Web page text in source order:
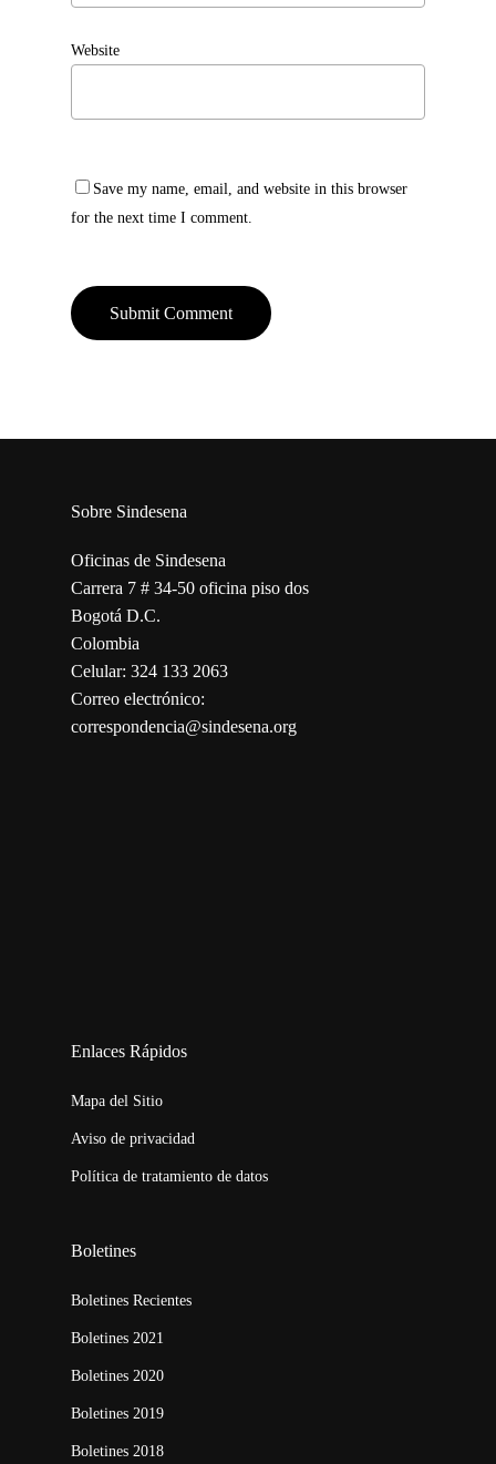
Website
Save my name, email, and website in this browser
for the next time I comment.
Sobre Sindesena
Oficinas de Sindesena
Carrera 7 # 34-50 oficina piso dos
Bogotá D.C.
Colombia
Celular: 324 133 2063
Correo electrónico:
correspondencia@sindesena.org
Enlaces Rápidos
Mapa del Sitio
Aviso de privacidad
Política de tratamiento de datos
Boletines
Boletines Recientes
Boletines 2021
Boletines 2020
Boletines 2019
Boletines 2018